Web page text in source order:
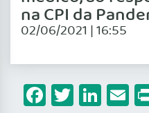
na CPI da
02/06/2021 | 16:55
Facebook
Twitter